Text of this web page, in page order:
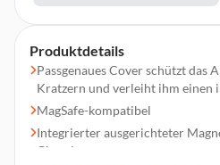
Produktdetails
Passgenaues Cover schützt das
Kratzern und verleiht ihm einen
MagSafe-kompatibel
Integrierter ausgerichteter
Charging